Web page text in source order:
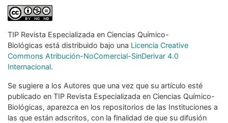
TIP Revista Especializada en Ciencias Químico-
Biológicas está distribuido bajo una Licencia Creative
Commons Atribución-NoComercial-SinDerivar 4.0
Internacional.
Se sugiere a los Autores que una vez que su artículo esté
publicado en TIP Revista Especializada en Ciencias Químico-
Biológicas, aparezca en los repositorios de las Instituciones a
las que están adscritos, con la finalidad de que su difusión